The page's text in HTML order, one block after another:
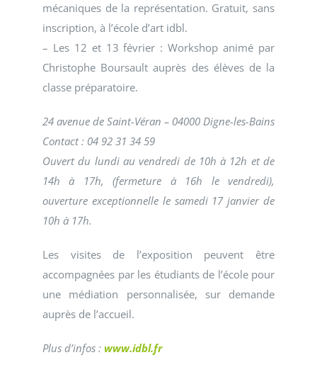
mécaniques de la représentation. Gratuit, sans
inscription, à l’école d’art idbl.
– Les 12 et 13 février : Workshop animé par
Christophe Boursault auprès des élèves de la
classe préparatoire.
24 avenue de Saint-Véran – 04000 Digne-les-Bains
Contact : 04 92 31 34 59
Ouvert du lundi au vendredi de 10h à 12h et de
14h à 17h, (fermeture à 16h le vendredi),
ouverture exceptionnelle le samedi 17 janvier de
10h à 17h.
Les visites de l’exposition peuvent être
accompagnées par les étudiants de l’école pour
une médiation personnalisée, sur demande
auprès de l’accueil.
Plus d’infos : www.idbl.fr